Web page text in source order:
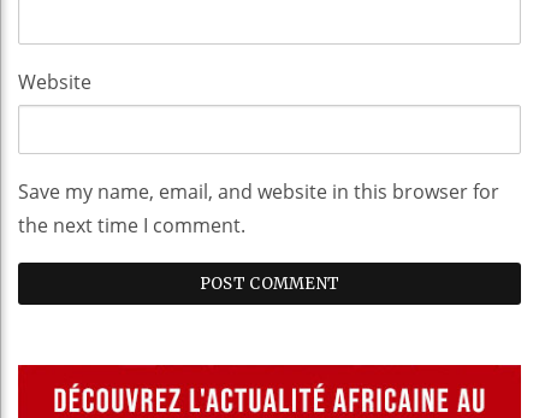
Website
Save my name, email, and website in this browser for
the next time I comment.